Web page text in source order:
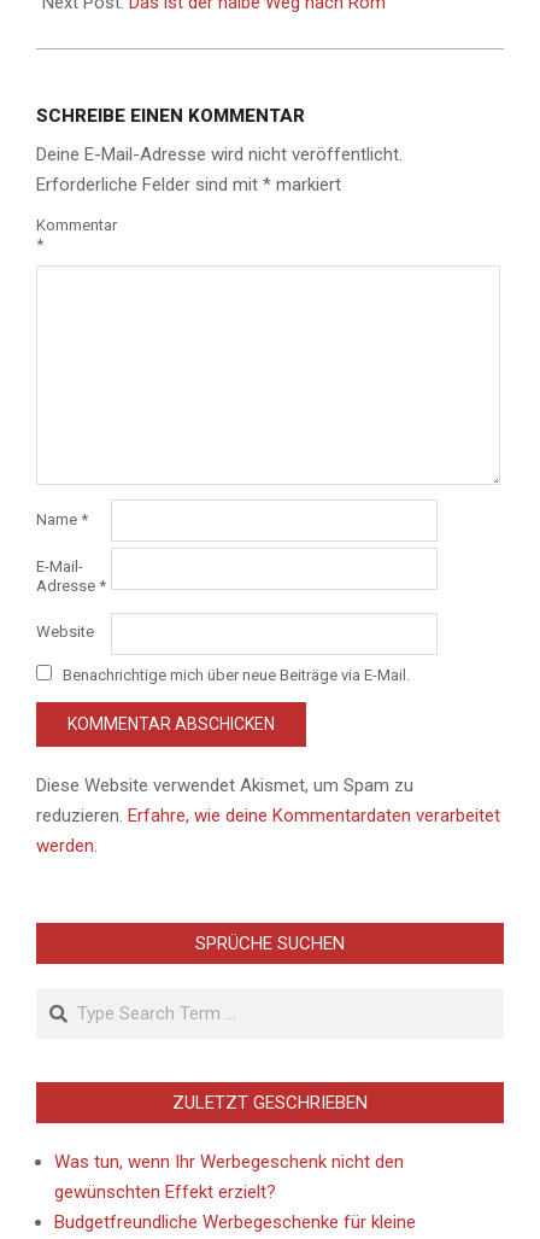
SCHREIBE EINEN KOMMENTAR
Deine E-Mail-Adresse wird nicht veröffentlicht.
Erforderliche Felder sind mit * markiert
Kommentar
*
Name *
E-Mail-
Adresse *
Website
Benachrichtige mich über neue Beiträge via E-Mail.
Diese Website verwendet Akismet, um Spam zu
reduzieren. Erfahre, wie deine Kommentardaten verarbeitet
werden.
SPRÜCHE SUCHEN
ZULETZT GESCHRIEBEN
Was tun, wenn Ihr Werbegeschenk nicht den
gewünschten Effekt erzielt?
Budgetfreundliche Werbegeschenke für kleine